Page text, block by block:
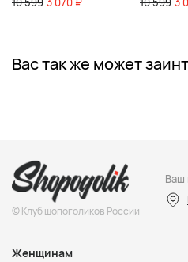
Вас так же может
© Клуб шопоголиков России
Ваш
Женщинам